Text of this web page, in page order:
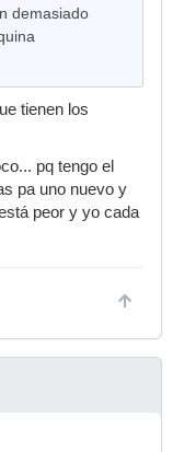
demasiado
tienen los
pq tengo el
pa uno nuevo y
peor y yo cada